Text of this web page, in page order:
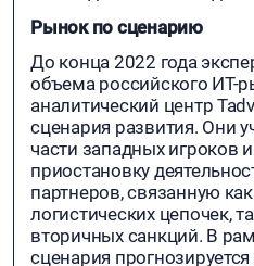
Рынок по сценарию
До конца 2022 года
объема российского ИT-
аналитический центр
сценария развития. Они
части западных игроков
приостановку
партнеров, связанную
логистических цепочек,
вторичных санкций. В
сценария